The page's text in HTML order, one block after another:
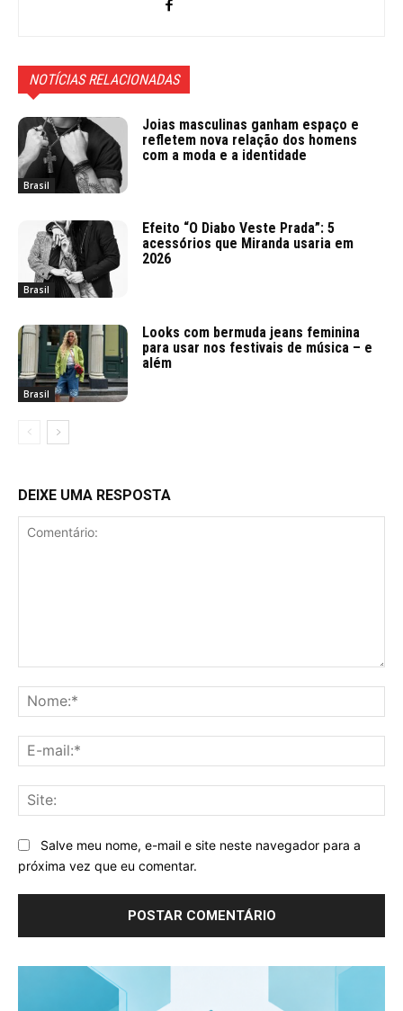
NOTÍCIAS RELACIONADAS
Brasil
Joias masculinas ganham espaço e
refletem nova relação dos homens
com a moda e a identidade
Brasil
Efeito “O Diabo Veste Prada”: 5
acessórios que Miranda usaria em
2026
Brasil
Looks com bermuda jeans feminina
para usar nos festivais de música – e
além
DEIXE UMA RESPOSTA
Salve meu nome, e-mail e site neste navegador para a
próxima vez que eu comentar.